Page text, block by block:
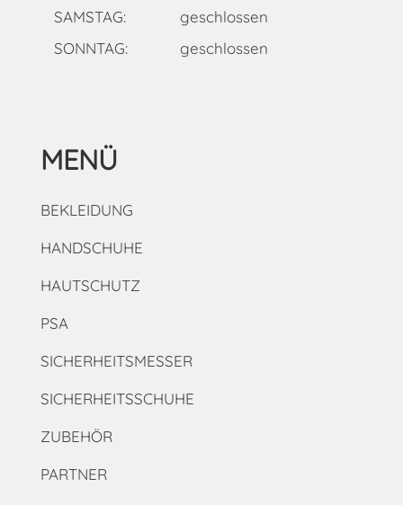
SAMSTAG:
geschlossen
SONNTAG:
geschlossen
MENÜ
BEKLEIDUNG
HANDSCHUHE
HAUTSCHUTZ
PSA
SICHERHEITSMESSER
SICHERHEITSSCHUHE
ZUBEHÖR
PARTNER